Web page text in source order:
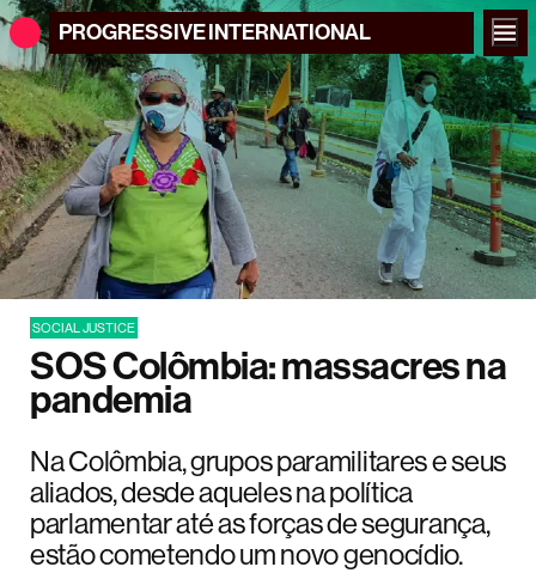
PROGRESSIVEINTERNATIONAL
SOCIAL JUSTICE
SOS Colômbia: massacres na
pandemia
Na Colômbia, grupos paramilitares e seus
aliados, desde aqueles na política
parlamentar até as forças de segurança,
estão cometendo um novo genocídio.